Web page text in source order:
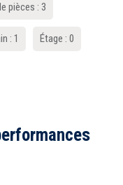
pièces : 3
: 1 Étage : 0